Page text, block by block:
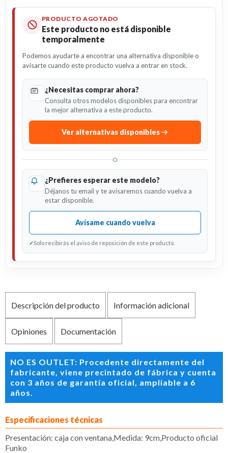
PRODUCTO AGOTADO
Este producto no está disponible
temporalmente
Podemos ayudarte a encontrar una alternativa disponible o
avisarte cuando este producto vuelva a entrar en stock.
¿Necesitas comprar ahora?
Consulta otros modelos disponibles para encontrar
la mejor alternativa a este producto.
Ver alternativas disponibles
O
¿Prefieres esperar este modelo?
Déjanos tu email y te avisaremos cuando vuelva a
estar disponible.
Avísame cuando vuelva
✓Solo recibirás el aviso de reposición de este producto.
Descripción del producto Información adicional
Opiniones Documentación
NO ES OUTLET: Procedente directamente del
fabricante, viene precintado de fábrica y cuenta
con 3 años de garantía oficial, ampliable a 6
años.
Especificaciones técnicas
Presentación: caja con ventana,Medida: 9cm,Producto oficial
Funko